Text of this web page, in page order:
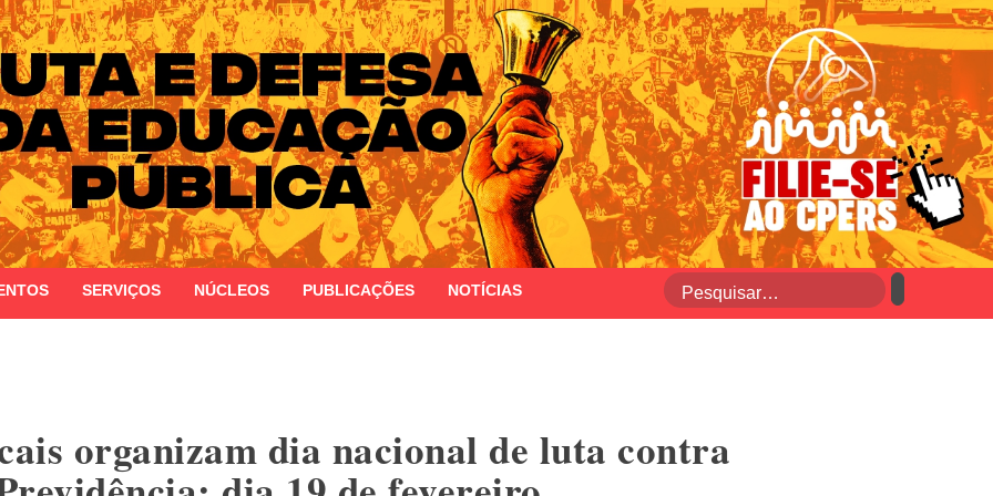
Estado do Rio Grande do Sul
SERVIÇOS NÚCLEOS PUBLICAÇÕES NOTÍCIAS
organizam dia nacional de luta contra